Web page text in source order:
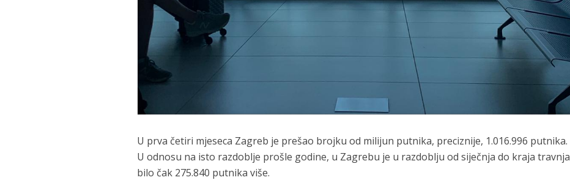
U prva četiri mjeseca Zagreb je prešao brojku od milijun putnika, preciznije, 1.016.996 putnika.
U odnosu na isto razdoblje prošle godine, u Zagrebu je u razdoblju od siječnja do kraja travnja
bilo čak 275.840 putnika više.